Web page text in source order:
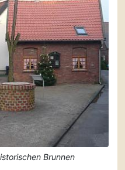
Brunnen